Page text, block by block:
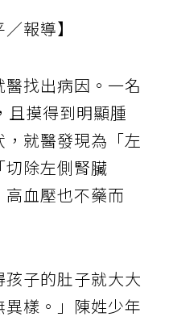
報導】
找出病因。一名
且摸得到明顯腫
，就醫發現為「左
除左側腎臟
血壓也不藥而
子的肚子就大大
樣。」陳姓少年